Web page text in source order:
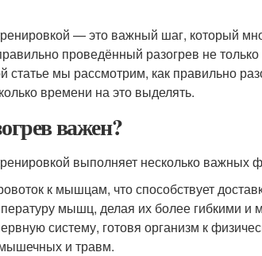
— это важный шаг, который
проведённый разогрев не
статье мы рассмотрим, как правильно
времени на это выделять.
важен?
выполняет несколько важных
к мышцам, что способствует
мышц, делая их более гибкими и
систему, готовя организм к
и травм.